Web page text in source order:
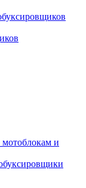
мотоблокам и